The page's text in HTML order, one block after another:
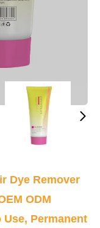
Dye Remover
ODM
Permanent